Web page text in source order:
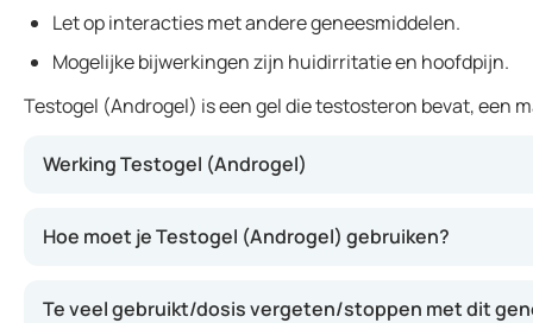
Let op interacties met andere geneesmiddelen.
Mogelijke bijwerkingen zijn huidirritatie en hoofdpijn.
Testogel (Androgel) is een gel die testosteron bevat, een
Werking Testogel (Androgel)
Testogel wordt via de huid opgenomen en verhoogt
Hoe moet je Testogel (Androgel) gebruiken?
Te veel gebruikt/dosis vergeten/stoppen met dit